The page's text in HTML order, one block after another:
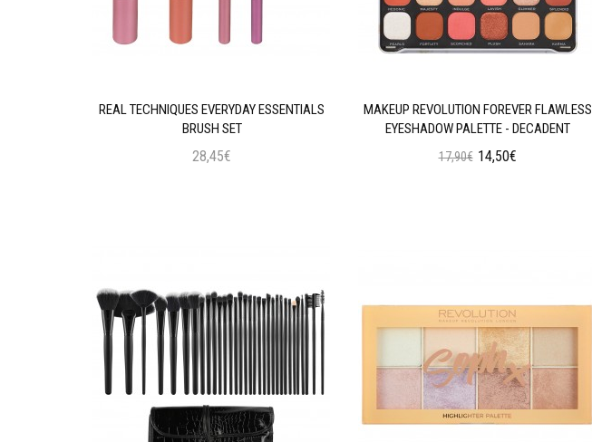
REAL TECHNIQUES EVERYDAY ESSENTIALS
BRUSH SET
28,45€
MAKEUP REVOLUTION FOREVER FLAWLESS
EYESHADOW PALETTE - DECADENT
17,90€ 14,50€